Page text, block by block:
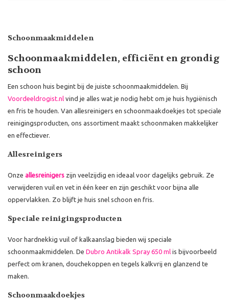
Schoonmaakmiddelen
Schoonmaakmiddelen, efficiënt en grondig
schoon
Een schoon huis begint bij de juiste schoonmaakmiddelen. Bij
Voordeeldrogist.nl vind je alles wat je nodig hebt om je huis hygiënisch
en fris te houden. Van allesreinigers en schoonmaakdoekjes tot speciale
reinigingsproducten, ons assortiment maakt schoonmaken makkelijker
en effectiever.
Allesreinigers
Onze allesreinigers zijn veelzijdig en ideaal voor dagelijks gebruik. Ze
verwijderen vuil en vet in één keer en zijn geschikt voor bijna alle
oppervlakken. Zo blijft je huis snel schoon en fris.
Speciale reinigingsproducten
Voor hardnekkig vuil of kalkaanslag bieden wij speciale
schoonmaakmiddelen. De Dubro Antikalk Spray 650 ml is bijvoorbeeld
perfect om kranen, douchekoppen en tegels kalkvrij en glanzend te
maken.
Schoonmaakdoekjes